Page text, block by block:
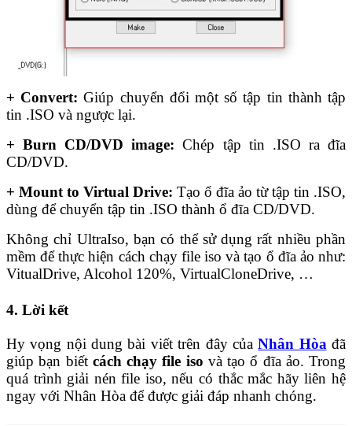
+ Convert: Giúp chuyển đổi một số tập tin thành tập
tin .ISO và ngược lại.
+ Burn CD/DVD image:Chép tập tin .ISO ra đĩa
CD/DVD.
+ Mount to Virtual Drive: Tạo ổ đĩa ảo từ tập tin .ISO,
dùng để chuyển tập tin .ISO thành ổ đĩa CD/DVD.
Không chỉ UltraIso, bạn có thể sử dụng rất nhiều phần
mềm để thực hiện cách chạy file iso và tạo ổ đĩa ảo như:
VitualDrive, Alcohol 120%, VirtualCloneDrive, …
4. Lời kết
Hy vọng nội dung bài viết trên đây củaNhân Hòa đã
giúp bạn biết cách chạy file iso và tạo ổ đĩa ảo. Trong
quá trình giải nén file iso, nếu có thắc mắc hãy liên hệ
ngay với Nhân Hòa để được giải đáp nhanh chóng.